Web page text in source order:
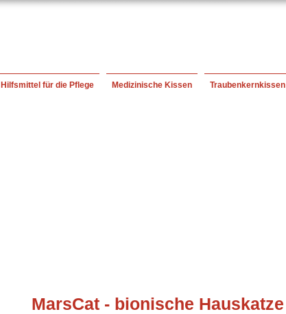
Hilfsmittel für die Pflege Medizinische Kissen Traubenkernkissen
MarsCat - bionische Hauskatze